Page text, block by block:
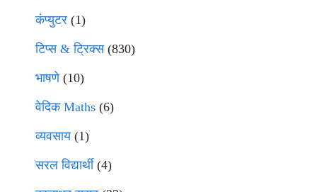
कंप्युटर (1)
टिप्स & ट्रिक्स(830)
भाषणे(10)
वेदिक Maths (6)
व्यवसाय(1)
सरल विद्यार्थी(4)